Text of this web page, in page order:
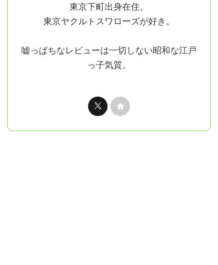
東京下町出身在住。
東京ヤクルトスワローズが好き。
嘘っぱちなレビューは一切しない昭和な江戸
っ子気質。